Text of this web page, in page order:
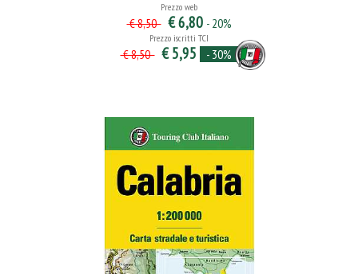
Prezzo web
€ 8,50 € 6,80 - 20%
Prezzo iscritti TCI
€ 8,50 € 5,95 - 30%